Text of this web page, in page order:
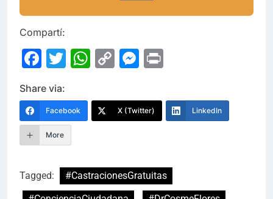
Compartí:
Facebook
Twitter
WhatsApp
CopyMessenger
Share via:
Facebook X (Twitter) LinkedIn
More
Tagged:
#CastracionesGratuitas